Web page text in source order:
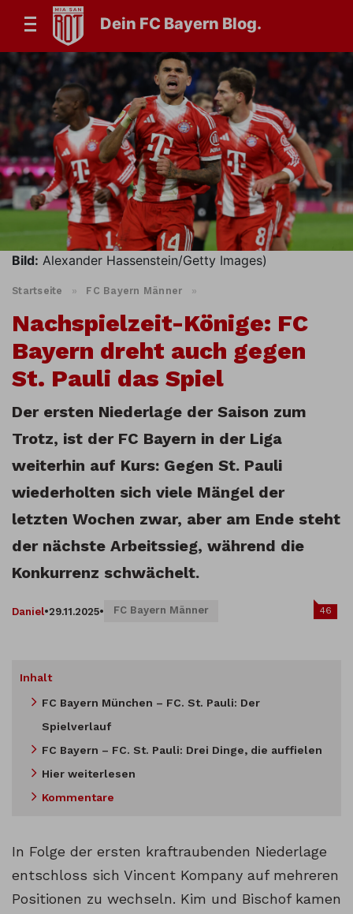
Dein FC Bayern Blog.
Bild: Alexander Hassenstein/Getty Images)
Startseite » FC Bayern Männer »
Nachspielzeit-Könige: FC
Bayern dreht auch gegen
St. Pauli das Spiel
Der ersten Niederlage der Saison zum
Trotz, ist der FC Bayern in der Liga
weiterhin auf Kurs: Gegen St. Pauli
wiederholten sich viele Mängel der
letzten Wochen zwar, aber am Ende steht
der nächste Arbeitssieg, während die
Konkurrenz schwächelt.
Daniel•29.11.2025• FC Bayern Männer 46
Inhalt
FC Bayern München – FC. St. Pauli: Der
Spielverlauf
FC Bayern – FC. St. Pauli: Drei Dinge, die auffielen
Hier weiterlesen
Kommentare
In Folge der ersten kraftraubenden Niederlage
entschloss sich Vincent Kompany auf mehreren
Positionen zu wechseln. Kim und Bischof kamen